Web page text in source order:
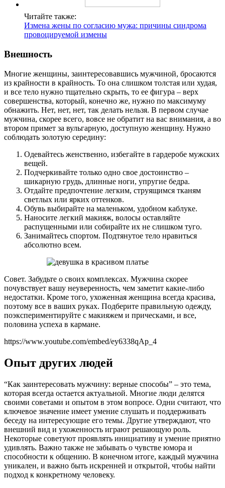
Читайте также:
Измена жены по согласию мужа: причины синдрома
провоцируемой измены
Внешность
Многие женщины, заинтересовавшись мужчиной, бросаются
из крайности в крайность. То она слишком толстая или худая,
и все тело нужно тщательно скрыть, то ее фигура – верх
совершенства, который, конечно же, нужно по максимуму
обнажить. Нет, нет, нет, так делать нельзя. В первом случае
мужчина, скорее всего, вовсе не обратит на вас внимания, а во
втором примет за вульгарную, доступную женщину. Нужно
соблюдать золотую середину:
Одевайтесь женственно, избегайте в гардеробе мужских
вещей.
Подчеркивайте только одно свое достоинство –
шикарную грудь, длинные ноги, упругие бедра.
Отдайте предпочтение легким, струящимся тканям
светлых или ярких оттенков.
Обувь выбирайте на маленьком, удобном каблуке.
Наносите легкий макияж, волосы оставляйте
распущенными или собирайте их не слишком туго.
Занимайтесь спортом. Подтянутое тело нравиться
абсолютно всем.
Совет. Забудьте о своих комплексах. Мужчина скорее
почувствует вашу неуверенность, чем заметит какие-либо
недостатки. Кроме того, ухоженная женщина всегда красива,
поэтому все в ваших руках. Подберите правильную одежду,
поэкспериментируйте с макияжем и прическами, и все,
половина успеха в кармане.
https://www.youtube.com/embed/ey6338qAp_4
Опыт других людей
“Как заинтересовать мужчину: верные способы” – это тема,
которая всегда остается актуальной. Многие люди делятся
своими советами и опытом в этом вопросе. Одни считают, что
ключевое значение имеет умение слушать и поддерживать
беседу на интересующие его темы. Другие утверждают, что
внешний вид и ухоженность играют решающую роль.
Некоторые советуют проявлять инициативу и умение приятно
удивлять. Важно также не забывать о чувстве юмора и
способности к общению. В конечном итоге, каждый мужчина
уникален, и важно быть искренней и открытой, чтобы найти
подход к конкретному человеку.